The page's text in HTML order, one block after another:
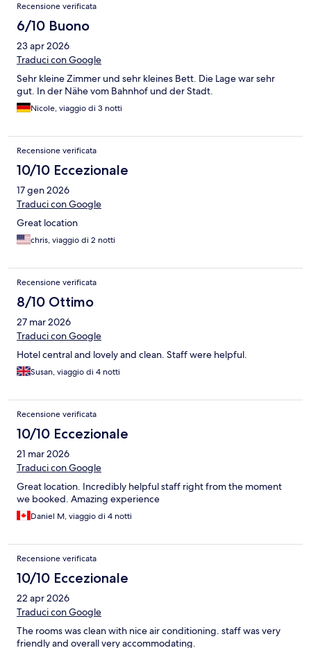
Recensione verificata
6/10 Buono
23 apr 2026
Traduci con Google
Sehr kleine Zimmer und sehr kleines Bett. Die Lage war sehr
gut. In der Nähe vom Bahnhof und der Stadt.
Nicole, viaggio di 3 notti
Recensione verificata
10/10 Eccezionale
17 gen 2026
Traduci con Google
Great location
chris, viaggio di 2 notti
Recensione verificata
8/10 Ottimo
27 mar 2026
Traduci con Google
Hotel central and lovely and clean. Staff were helpful.
Susan, viaggio di 4 notti
Recensione verificata
10/10 Eccezionale
21 mar 2026
Traduci con Google
Great location. Incredibly helpful staff right from the moment
we booked. Amazing experience
Daniel M, viaggio di 4 notti
Recensione verificata
10/10 Eccezionale
22 apr 2026
Traduci con Google
The rooms was clean with nice air conditioning. staff was very
friendly and overall very accommodating.